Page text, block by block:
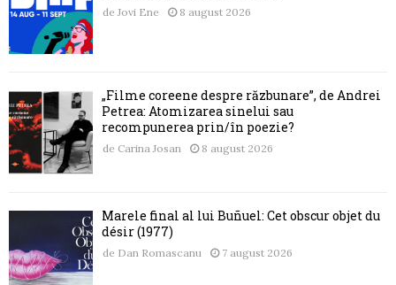
de Jovi Ene 8 august 2026
„Filme coreene despre răzbunare”, de Andrei
Petrea: Atomizarea sinelui sau
recompunerea prin/în poezie?
de Carina Josan 8 august 2026
Marele final al lui Buñuel: Cet obscur objet du
désir (1977)
de Dan Romascanu 7 august 2026